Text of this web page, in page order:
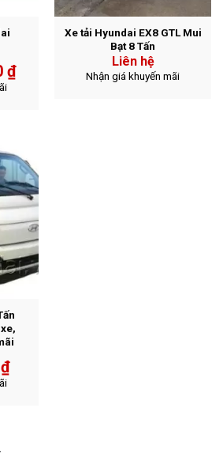
₫
Xe tải Hyundai EX8 GTL Mui
Bạt 8 Tấn
Liên hệ
Nhận giá khuyến mãi
₫